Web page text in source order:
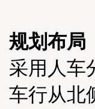
规划布局
采用人车
车行从北